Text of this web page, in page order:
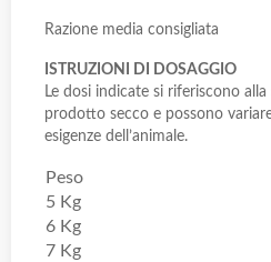
Razione media consigliata
ISTRUZIONI DI DOSAGGIO
Le dosi indicate si riferiscono
prodotto secco e possono
esigenze dell’animale.
Peso
5 Kg
6 Kg
7 Kg